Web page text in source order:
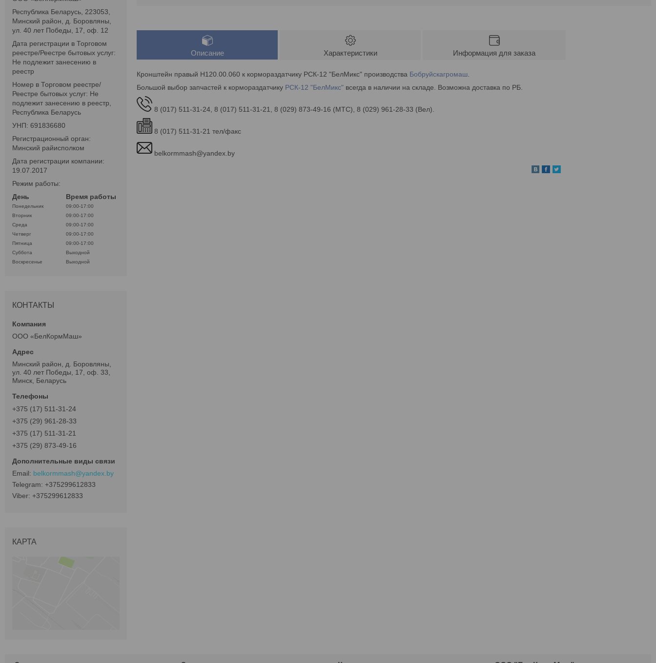
Описание Характеристики Информация для заказа
Кронштейн правый Н120.00.060 к кормораздатчику РСК-12 "БелМикс" производства Бобруйскагромаш
Большой выбор запчастей к кормораздатчику РСК-12 "БелМикс" всегда в наличии на складе. Возможна доставка по РБ.
8 (017) 511-31-24, 8 (017) 511-31-21, 8 (029) 873-49-16 (МТС), 8 (029) 961-28-33 (Вел).
8 (017) 511-31-21 тел/факс
belkormmash@yandex.by
Республика Беларусь, 223053,
Минский район, д. Боровляны,
ул. 40 лет Победы, 17, оф. 12
Дата регистрации в Торговом
реестре/Реестре бытовых услуг:
Не подлежит занесению в
реестр
Номер в Торговом реестре/
Реестре бытовых услуг: Не
подлежит занесению в реестр,
Республика Беларусь
УНП: 691836680
Регистрационный орган:
Минский райисполком
Дата регистрации компании:
19.07.2017
Режим работы:
День
Время работы
Понедельник
09:00-17:00
Вторник
09:00-17:00
Среда
09:00-17:00
Четверг
09:00-17:00
Пятница
09:00-17:00
Суббота
Выходной
Воскресенье
Выходной
КОНТАКТЫ
ООО «БелКормМаш»
Минский район, д. Боровляны,
ул. 40 лет Победы, 17, оф. 33,
Минск, Беларусь
+375 (17) 511-31-24
+375 (29) 961-28-33
+375 (17) 511-31-21
+375 (29) 873-49-16
belkormmash@yandex.by
+375299612833
+375299612833
КАРТА